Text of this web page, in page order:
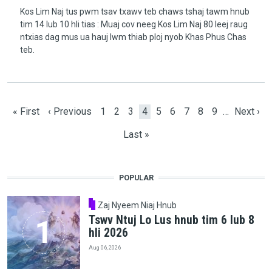
Kos Lim Naj tus pwm tsav txawv teb chaws tshaj tawm hnub
tim 14 lub 10 hli tias : Muaj cov neeg Kos Lim Naj 80 leej raug
ntxias dag mus ua hauj lwm thiab ploj nyob Khas Phus Chas
teb.
First page
« First Previous page
‹ Previous Page
1 Page
2 Page
3 Current page
4 Page
5 Page
6 Page
7 Page
8 Page
9 … Next
Next ›
Last page
Last »
POPULAR
Zaj Nyeem Niaj Hnub
Tswv Ntuj Lo Lus hnub tim 6 lub 8
hli 2026
Aug 06, 2026